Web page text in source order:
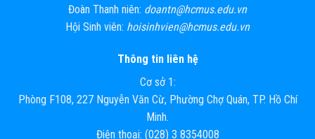
Đoàn Thanh niên: doantn@hcmus.edu.vn
Hội Sinh viên: hoisinhvien@hcmus.edu.vn
Thông tin liên hệ
Cơ sở 1:
Phòng F108, 227 Nguyễn Văn Cừ, Phường Chợ Quán, TP. Hồ Chí
Minh.
Điện thoại: (028) 3 8354008